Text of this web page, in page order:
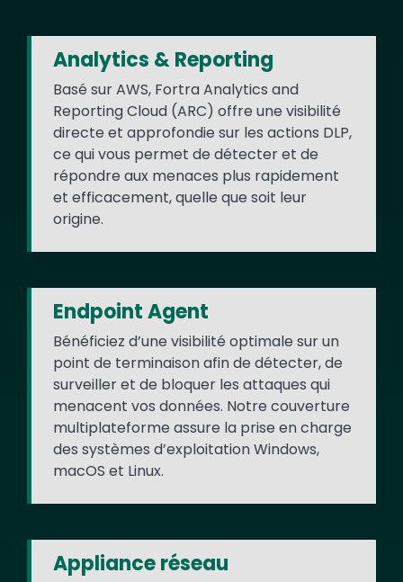
Analytics & Reporting
Basé sur AWS, Fortra Analytics and
Reporting Cloud (ARC) offre une visibilité
directe et approfondie sur les actions DLP,
ce qui vous permet de détecter et de
répondre aux menaces plus rapidement
et efficacement, quelle que soit leur
origine.
Endpoint Agent
Bénéficiez d’une visibilité optimale sur un
point de terminaison afin de détecter, de
surveiller et de bloquer les attaques qui
menacent vos données. Notre couverture
multiplateforme assure la prise en charge
des systèmes d’exploitation Windows,
macOS et Linux.
Appliance réseau